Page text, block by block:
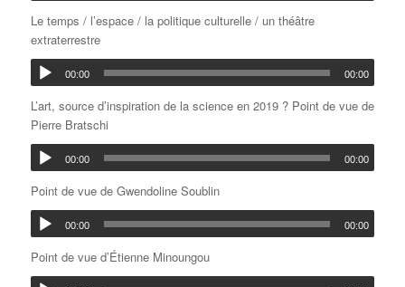
Le temps / l’espace / la politique culturelle / un théâtre
extraterrestre
00:00 00:00
L’art, source d’inspiration de la science en 2019 ? Point de vue de
Pierre Bratschi
00:00 00:00
Point de vue de Gwendoline Soublin
00:00 00:00
Point de vue d’Étienne Minoungou